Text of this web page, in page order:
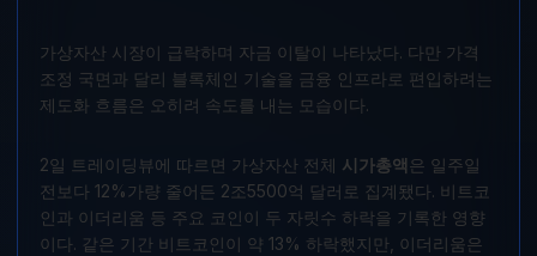
가상자산 시장이 급락하며 자금 이탈이 나타났다. 다만 가격
조정 국면과 달리 블록체인 기술을 금융 인프라로 편입하려는
제도화 흐름은 오히려 속도를 내는 모습이다.
2일 트레이딩뷰에 따르면 가상자산 전체 시가총액은 일주일
전보다 12%가량 줄어든 2조5500억 달러로 집계됐다. 비트코
인과 이더리움 등 주요 코인이 두 자릿수 하락을 기록한 영향
이다. 같은 기간 비트코인이 약 13% 하락했지만, 이더리움은